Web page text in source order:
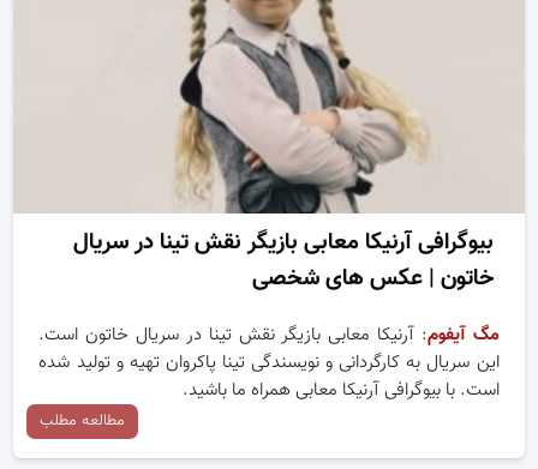
بیوگرافی آرنیکا معابی بازیگر نقش تینا در سریال
خاتون | عکس های شخصی
مگ آیفوم: آرنیکا معابی بازیگر نقش تینا در سریال خاتون است.
این سریال به کارگردانی و نویسندگی تینا پاکروان تهیه و تولید شده
است. با بیوگرافی آرنیکا معابی همراه ما باشید.
مطالعه مطلب